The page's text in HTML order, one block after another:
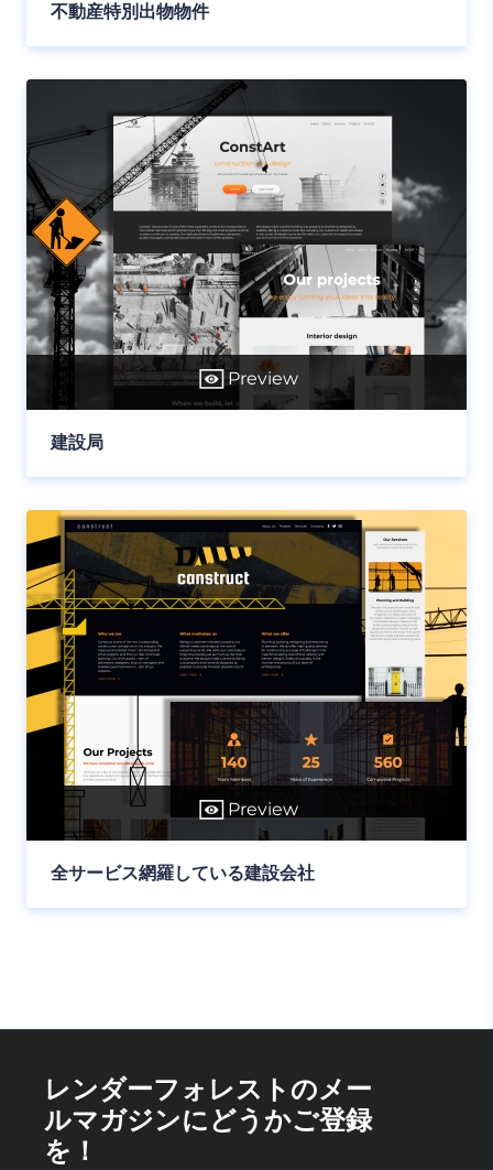
不動産特別出物物件
Preview
建設局
Preview
全サービス網羅している建設会社
レンダーフォレストのメー
ルマガジンにどうかご登録
を！